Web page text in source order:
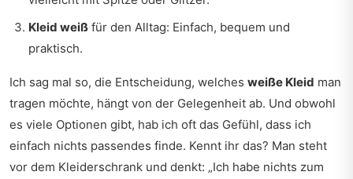
Kleid weiß für den Alltag: Einfach, bequem und
praktisch.
Ich sag mal so, die Entscheidung, welches weiße Kleid man
tragen möchte, hängt von der Gelegenheit ab. Und obwohl
es viele Optionen gibt, hab ich oft das Gefühl, dass ich
einfach nichts passendes finde. Kennt ihr das? Man steht
vor dem Kleiderschrank und denkt: „Ich habe nichts zum